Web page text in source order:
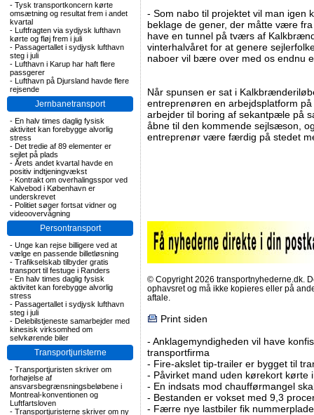
- Tysk transportkoncern kørte
omsætning og resultat frem i andet
kvartal
- Luftfragten via sydjysk lufthavn
kørte og fløj frem i juli
- Passagertallet i sydjysk lufthavn
steg i juli
- Lufthavn i Karup har haft flere
passgerer
- Lufthavn på Djursland havde flere
rejsende
Jernbanetransport
- En halv times daglig fysisk
aktivitet kan forebygge alvorlig
stress
- Det tredie af 89 elementer er
sejlet på plads
- Årets andet kvartal havde en
positiv indtjeningvækst
- Kontrakt om overhalingsspor ved
Kalvebod i København er
underskrevet
- Politiet søger fortsat vidner og
videoovervågning
Persontransport
- Unge kan rejse billigere ved at
vælge en passende billetløsning
- Trafikselskab tilbyder gratis
transport til festuge i Randers
- En halv times daglig fysisk
aktivitet kan forebygge alvorlig
stress
- Passagertallet i sydjysk lufthavn
steg i juli
- Delebilstjeneste samarbejder med
kinesisk virksomhed om
selvkørende biler
Transportjuristerne
- Transportjuristen skriver om
forhøjelse af
ansvarsbegrænsningsbeløbene i
Montreal-konventionen og
Luftfartsloven
- Transportjuristerne skriver om ny
- Som nabo til projektet vil man igen
beklage de gener, der måtte være
have en tunnel på tværs af
vinterhalvåret for at genere
naboer vil bære over med os endnu
Når spunsen er sat i
entreprenøren en arbejdsplatform
arbejder til boring af sekantpæle på
åbne til den kommende sejlsæson,
entreprenør være færdig på stedet
© Copyright 2026 transportnyhederne.dk.
ophavsret og må ikke kopieres eller på
aftale.
Print siden
- Anklagemyndigheden vil have
transportfirma
- Fire-akslet tip-trailer er bygget til
- Påvirket mand uden kørekort kørte
- En indsats mod chaufførmangel
- Bestanden er vokset med 9,3
- Færre nye lastbiler fik